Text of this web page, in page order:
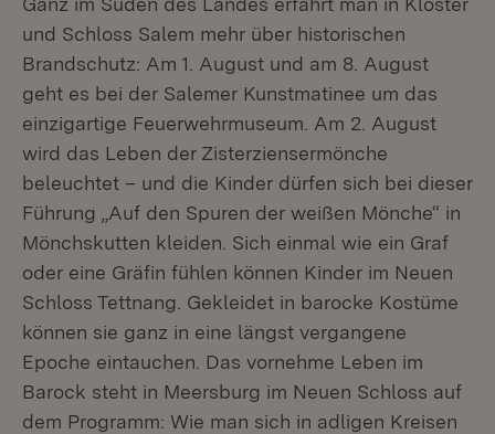
und Schloss Salem mehr über historischen
Brandschutz: Am 1. August und am 8. August
geht es bei der Salemer Kunstmatinee um das
einzigartige Feuerwehrmuseum. Am 2. August
wird das Leben der Zisterziensermönche
beleuchtet – und die Kinder dürfen sich bei dieser
Führung „Auf den Spuren der weißen Mönche“ in
Mönchskutten kleiden. Sich einmal wie ein Graf
oder eine Gräfin fühlen können Kinder im Neuen
Schloss Tettnang. Gekleidet in barocke Kostüme
können sie ganz in eine längst vergangene
Epoche eintauchen. Das vornehme Leben im
Barock steht in Meersburg im Neuen Schloss auf
dem Programm: Wie man sich in adligen Kreisen